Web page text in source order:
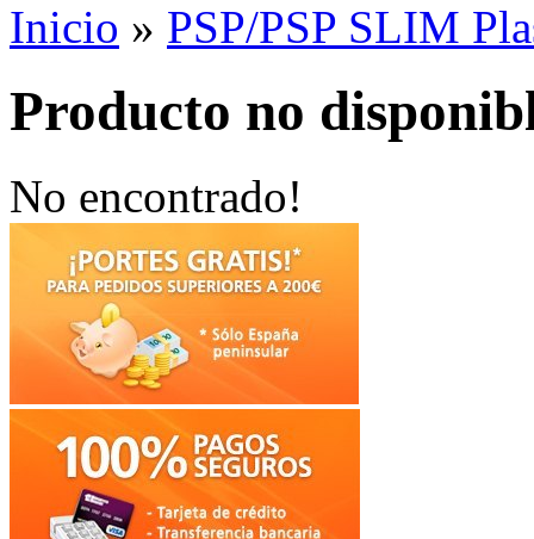
Inicio » PSP/PSP SLIM
Producto no
No encontrado!